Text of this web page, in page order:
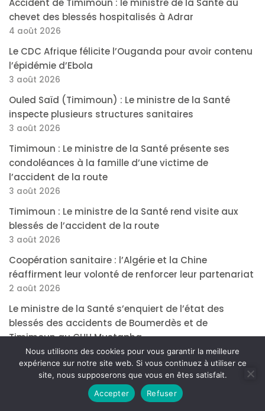
Accident de Timimoun : le ministre de la Santé au
chevet des blessés hospitalisés à Adrar
4 août 2026
Le CDC Afrique félicite l’Ouganda pour avoir contenu
l’épidémie d’Ebola
3 août 2026
Ouled Saïd (Timimoun) : Le ministre de la Santé
inspecte plusieurs structures sanitaires
3 août 2026
Timimoun : Le ministre de la Santé présente ses
condoléances à la famille d’une victime de
l’accident de la route
3 août 2026
Timimoun : Le ministre de la Santé rend visite aux
blessés de l’accident de la route
3 août 2026
Coopération sanitaire : l’Algérie et la Chine
réaffirment leur volonté de renforcer leur partenariat
2 août 2026
Le ministre de la Santé s’enquiert de l’état des
blessés des accidents de Boumerdès et de
Timimoun au CHU Mustapha
2 août 2026
Nous utilisons des cookies pour vous garantir la meilleure
expérience sur notre site web. Si vous continuez à utiliser ce
site, nous supposerons que vous en êtes satisfait.
Accepter
Refuser